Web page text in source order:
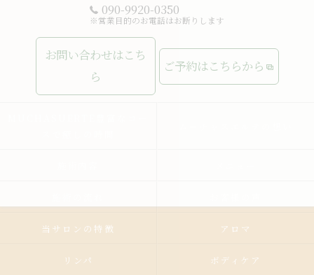
090-9920-0350
※営業目的のお電話はお断りします
お問い合わせはこち
ら
ご予約はこちらから
当サロンの特徴 アロマ
リンパ ボディケア